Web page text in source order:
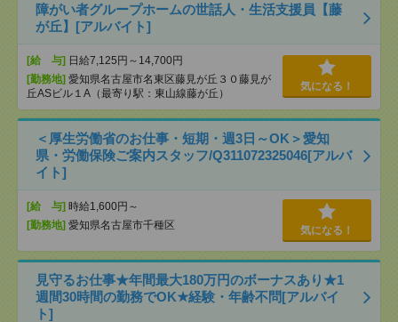
障がい者グループホームの世話人・生活支援員【藤
が丘】[アルバイト]
[給 与] 日給7,125円～14,700円
[勤務地] 愛知県名古屋市名東区藤見が丘３０藤見が
丘ASビル１A（最寄り駅：東山線藤が丘）
気になる！
＜厚生労働省のお仕事・短期・週3日～OK＞愛知
県・労働保険ご案内スタッフ/Q311072325046[アルバ
イト]
[給 与] 時給1,600円～
[勤務地] 愛知県名古屋市千種区 気になる！
見守るお仕事★年間最大180万円のボーナスあり★1
週間30時間の勤務でOK★経験・年齢不問[アルバイ
ト]